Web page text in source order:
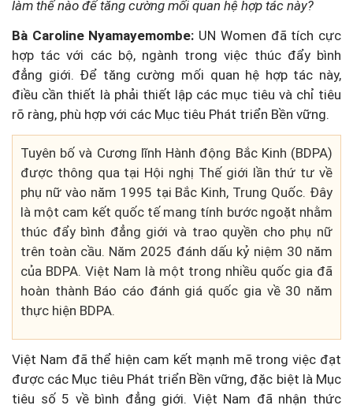
làm thế nào để tăng cường mối quan hệ hợp tác này?
Bà Caroline Nyamayemombe: UN Women đã tích cực
hợp tác với các bộ, ngành trong việc thúc đẩy bình
đẳng giới. Để tăng cường mối quan hệ hợp tác này,
điều cần thiết là phải thiết lập các mục tiêu và chỉ tiêu
rõ ràng, phù hợp với các Mục tiêu Phát triển Bền vững.
Tuyên bố và Cương lĩnh Hành động Bắc Kinh (BDPA)
được thông qua tại Hội nghị Thế giới lần thứ tư về
phụ nữ vào năm 1995 tại Bắc Kinh, Trung Quốc. Đây
là một cam kết quốc tế mang tính bước ngoặt nhằm
thúc đẩy bình đẳng giới và trao quyền cho phụ nữ
trên toàn cầu. Năm 2025 đánh dấu kỷ niệm 30 năm
của BDPA. Việt Nam là một trong nhiều quốc gia đã
hoàn thành Báo cáo đánh giá quốc gia về 30 năm
thực hiện BDPA.
Việt Nam đã thể hiện cam kết mạnh mẽ trong việc đạt
được các Mục tiêu Phát triển Bền vững, đặc biệt là Mục
tiêu số 5 về bình đẳng giới. Việt Nam đã nhận thức